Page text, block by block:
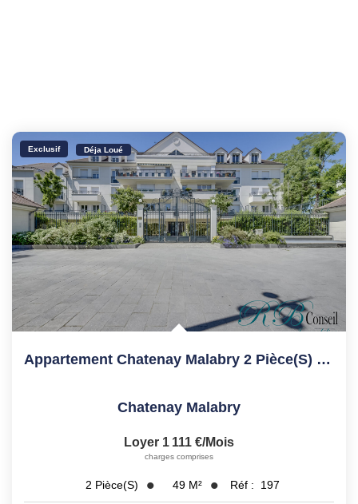
Exclusif Déja Loué
Appartement Chatenay Malabry 2 Pièce(s) 50 M2
Chatenay Malabry
Loyer 1 111 €/mois
charges comprises
2 Pièce(s) 49 M² Réf : 197